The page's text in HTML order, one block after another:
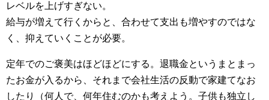
レベルを上げすぎない。
給与が増えて行くからと、合わせて支出も増やすのではな
く、抑えていくことが必要。
定年でのご褒美はほどほどにする。退職金というまとまっ
たお金が入るから、それまで会社生活の反動で家建てなお
したり（何人で、何年住むのかも考えよう。子供も独立し